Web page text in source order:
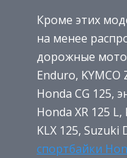
Кроме этих
на менее
дорожные
Enduro, KYMCO
Honda CG 125,
Honda XR 125
KLX 125, Suzuki
спортбайки